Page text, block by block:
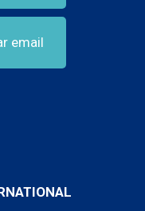
email